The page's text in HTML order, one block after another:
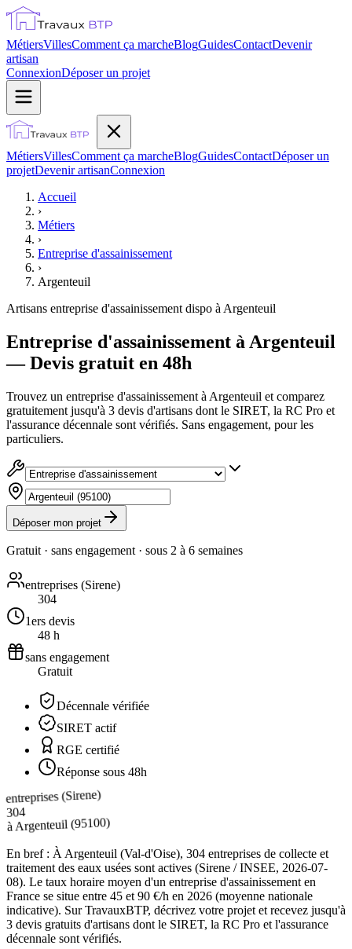
MétiersVillesComment ça marcheBlogGuidesContactDevenir
artisan
ConnexionDéposer un projet
MétiersVillesComment ça marcheBlogGuidesContactDéposer un
projetDevenir artisanConnexion
Accueil
›
Métiers
›
Entreprise d'assainissement
›
Argenteuil
Artisans entreprise d'assainissement dispo à Argenteuil
Entreprise d'assainissement à Argenteuil
— Devis gratuit en 48h
Trouvez un entreprise d'assainissement à Argenteuil et comparez
gratuitement jusqu'à 3 devis d'artisans dont le SIRET, la RC Pro et
l'assurance décennale sont vérifiés. Sans engagement, pour les
particuliers.
Déposer mon projet
Gratuit · sans engagement · sous 2 à 6 semaines
entreprises (Sirene)
304
1ers devis
48 h
sans engagement
Gratuit
Décennale vérifiée
SIRET actif
RGE certifié
Réponse sous 48h
entreprises (Sirene)
304
àArgenteuil(95100)
En bref : À Argenteuil (Val-d'Oise), 304 entreprises de collecte et
traitement des eaux usées sont actives (Sirene / INSEE, 2026-07-
08). Le taux horaire moyen d'un entreprise d'assainissement en
France se situe entre 45 et 90 €/h en 2026 (moyenne nationale
indicative). Sur TravauxBTP, décrivez votre projet et recevez jusqu'à
3 devis gratuits d'artisans dont le SIRET, la RC Pro et l'assurance
décennale sont vérifiés.